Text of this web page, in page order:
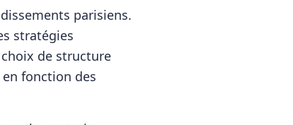
parisiens.
stratégies
de structure
fonction des